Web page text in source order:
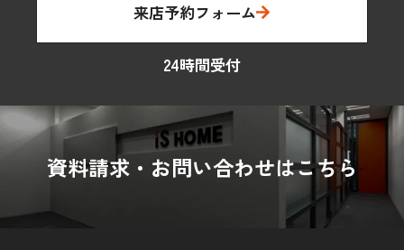
来店予約フォーム
24時間受付
資料請求・お問い合わせはこちら